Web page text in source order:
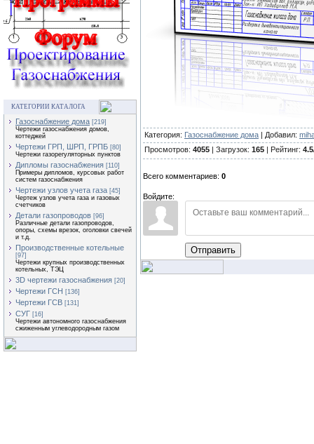
КАТЕГОРИИ КАТАЛОГА
Газоснабжение дома [219]
Чертежи газоснабжения домов,
коттеджей
Чертежи ГРП, ШРП, ГРПБ [80]
Чертежи газорегуляторных пунктов
Дипломы газоснабжения [110]
Примеры дипломов, курсовых работ
систем газоснабжения
Чертежи узлов учета газа [45]
Чертеж узлов учета газа и газовых
счетчиков
Детали газопроводов [96]
Различные детали газопроводов,
опоры, схемы врезок, оголовки свечей
и т.д.
Производственные котельные
[97]
Чертежи крупных производственных
котельных, ТЭЦ
3D чертежи газоснабжения [20]
Чертежи ГСН [136]
Чертежи ГСВ [131]
СУГ [16]
Чертежи автономного газоснабжения
сжиженным углеводородным газом
Категория: Газоснабжение дома | Добавил:
Просмотров: 4055 | Загрузок: 165 | Рейтинг: 4.5
Всего комментариев: 0
Войдите:
Отправить